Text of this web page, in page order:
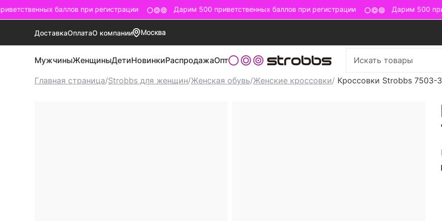
баллов при регистрации Дарим 500 приветственных баллов при регистрации Дарим 500
ДоставкаОплатаО компании Москва
МужчиныЖенщиныДетиНовинкиРаспродажаОпт
Главная страница/Strobbs для женщин/Женская обувь/Женские кроссовки/ Кроссовки Strobbs 7503-3